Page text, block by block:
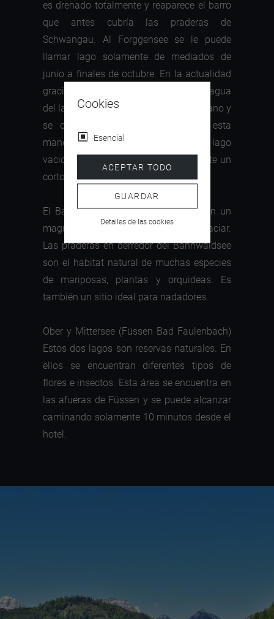
es drenado totalmente y reaparece el barro
que antes cubría las praderas de
Schwangau. Al Forggensee se le puede
llamar lago solamente de mediados de
junio a finales de octubre. En la actualidad
gracias al musical del rey Ludwig el agua
del lago se retiene un poco mas temprano y
se drena un poco más tarde, de esta
manera el paisaje de luna con un lago
vacio es visible solo en invierno durante un
corto período de tiempo.
El Bannwaldsee y sus alrededores con un
magnifico ejemplo de un panorama glaciar.
Las praderas en derredor del Bannwaldsee
son el habitat natural de muchas especies
de mariposas, plantas y orquideas. Es
también un sitio ideal para nadadores.
Ober y Mittersee (Füssen Bad Faulenbach)
Estos dos lagos son reservas naturales. En
ellos se encuentran diferentes tipos de
flores e insectos. Esta área se encuentra en
las afueras de Füssen y se puede alcanzar
caminando solamente 10 minutos desde el
hotel.
Cookies
Esencial
ACEPTAR TODO
GUARDAR
Detalles de las cookies